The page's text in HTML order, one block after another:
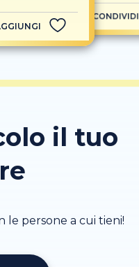
CONDIVIDI
il tuo
le persone a cui tieni!